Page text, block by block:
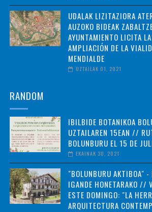
UDALAK LIZITAZIORA
AUZOKO BIDEAK
AYUNTAMIENTO LICITA
AMPLIACIÓN DE LA
MENDIALDE
UZTAILAK 01, 2021
RANDOM
IBILBIDE BOTANIKOA
UZTAILAREN 15EAN //
BOLUNBURU EL 15 DE
EKAINAK 30, 2021
"BOLUNBURU AKTIBOA"
IGANDE HONETARAKO //
ESTE DOMINGO: "LA
ARQUITECTURA